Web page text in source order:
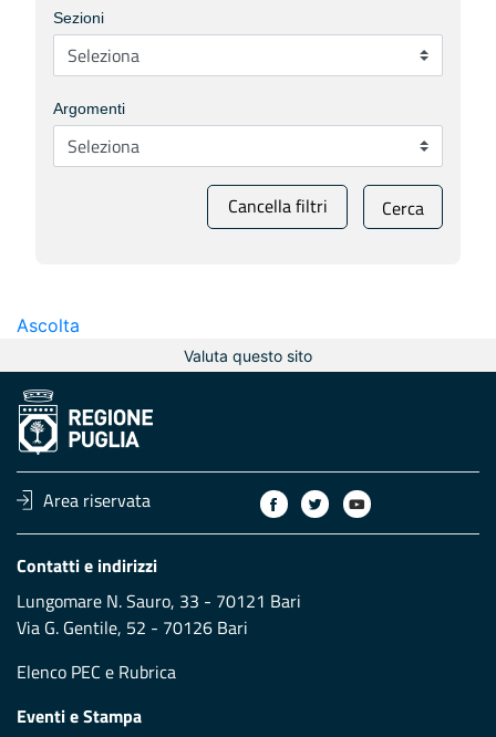
Sezioni
Argomenti
Cancella filtri Cerca
Ascolta
Valuta questo sito
Area riservata
Contatti e indirizzi
Lungomare N. Sauro, 33 - 70121 Bari
Via G. Gentile, 52 - 70126 Bari
Elenco PEC e Rubrica
Eventi e Stampa